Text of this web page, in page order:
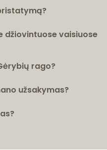
džiovintuose vaisiuose
rago?
užsakymas?